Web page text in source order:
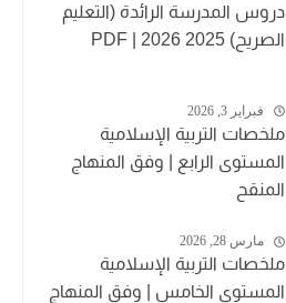
دروس المدرسة الرائدة (التعليم
الصريح) 2025 2026 | PDF
فبراير 3, 2026
ملخصات التربية الإسلامية
المستوى الرابع | وفق المنهاج
المنقح
مارس 28, 2026
ملخصات التربية الإسلامية
المستوى الخامس | وفق المنهاج